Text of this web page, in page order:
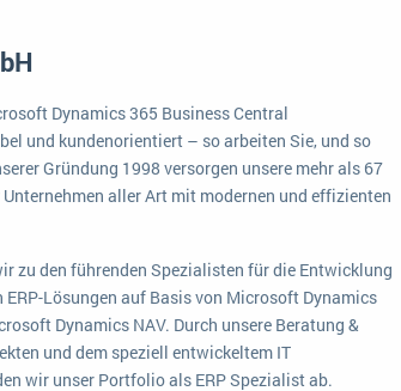
Dynamics 365 Business Central
und kundenorientiert – so arbeiten Sie, und so
Gründung 1998 versorgen unsere mehr als 67
aller Art mit modernen und effizienten
zu den führenden Spezialisten für die Entwicklung
Lösungen auf Basis von Microsoft Dynamics
Dynamics NAV. Durch unsere Beratung &
und dem speziell entwickeltem IT
wir unser Portfolio als ERP Spezialist ab.